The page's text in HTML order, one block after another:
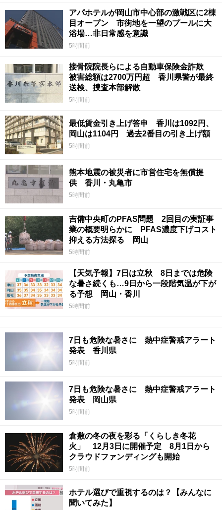
アパホテルが岡山市中心部の激戦区に2棟
目オープン 市街地を一望のプールに大
浴場…非日常感を意識
5時間前
接骨院院長らによる自動車保険金詐欺
被害総額は2700万円超 香川県警が最終
送検、捜査本部解散
5時間前
最低賃金引き上げ答申 香川は1092円、
岡山は1104円 過去2番目の引き上げ額
5時間前
熊本地震の被災者に市営住宅を無償提
供 香川・丸亀市
5時間前
吉備中央町のPFAS問題 2回目の実証事
業の概要明らかに PFAS濃度下げコスト
抑える方法探る 岡山
5時間前
【天気予報】7日は立秋 8日までは危険
な暑さ続くも…9日から一段階気温が下が
る予想 岡山・香川
5時間前
7日も危険な暑さに 熱中症警戒アラート
発表 香川県
5時間前
7日も危険な暑さに 熱中症警戒アラート
発表 岡山県
5時間前
倉敷の冬の夜を彩る「くらしき冬花
火」 12月3日に開催予定 8月1日から
クラウドファンディングも開始
5時間前
ホテル選びで重視するのは？【みんなに
聞いてみた】